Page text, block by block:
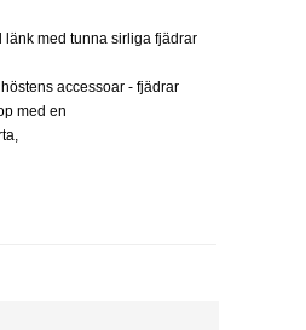
länk med tunna sirliga fjädrar
accessoar - fjädrar
med en